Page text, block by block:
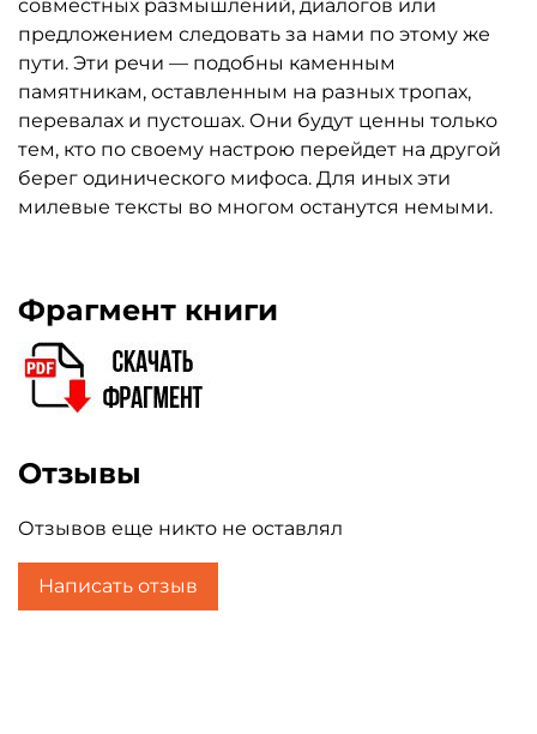
совместных размышлений, диалогов или
предложением следовать за нами по этому же
пути. Эти речи — подобны каменным
памятникам, оставленным на разных тропах,
перевалах и пустошах. Они будут ценны только
тем, кто по своему настрою перейдет на другой
берег одинического мифоса. Для иных эти
милевые тексты во многом останутся немыми.
Фрагмент книги
Отзывы
Отзывов еще никто не оставлял
Написать отзыв